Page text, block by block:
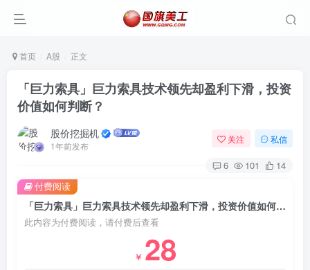
首页 A股 正文
「巨力索具」巨力索具技术领先却盈利下滑，投资
价值如何判断？
股价挖掘机
1年前发布
关注 私信
6 101 14
「巨力索具」巨力索具技术领先却盈利下滑，投资价值如何判断？
此内容为付费阅读，请付费后查看
￥ 28
付费阅读